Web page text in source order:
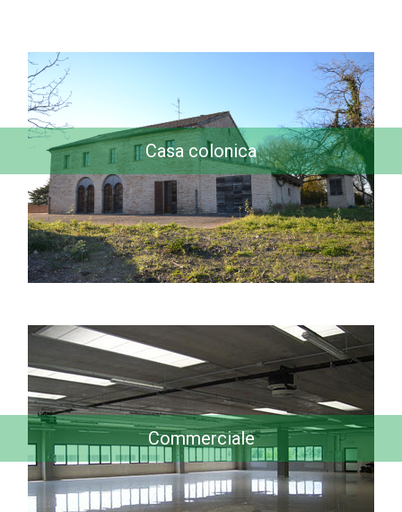
Casa colonica
Commerciale